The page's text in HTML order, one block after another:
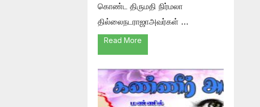
கொண்ட திருமதி நிர்மலா
தில்லைநடராஜாஅவர்கள் …
Read More